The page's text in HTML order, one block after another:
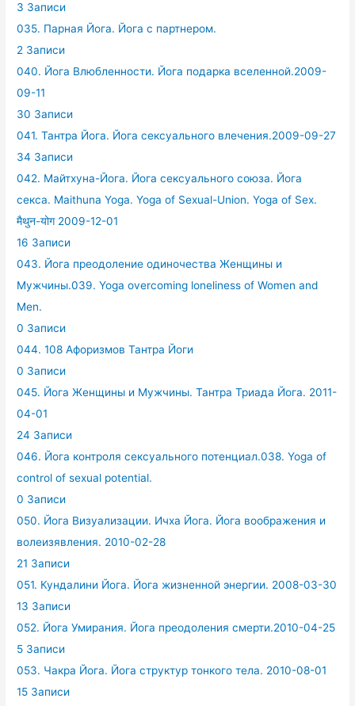
3 Записи
035. Парная Йога. Йога с партнером.
2 Записи
040. Йога Влюбленности. Йога подарка вселенной.2009-
09-11
30 Записи
041. Тантра Йога. Йога сексуального влечения.2009-09-27
34 Записи
042. Майтхуна-Йога. Йога сексуального союза. Йога
секса. Maithuna Yoga. Yoga of Sexual-Union. Yoga of Sex.
मैथुन-योग 2009-12-01
16 Записи
043. Йога преодоление одиночества Женщины и
Мужчины.039. Yoga overcoming loneliness of Women and
Men.
0 Записи
044. 108 Афоризмов Тантра Йоги
0 Записи
045. Йога Женщины и Мужчины. Тантра Триада Йога. 2011-
04-01
24 Записи
046. Йога контроля сексуального потенциал.038. Yoga of
control of sexual potential.
0 Записи
050. Йога Визуализации. Ичха Йога. Йога воображения и
волеизявления. 2010-02-28
21 Записи
051. Кундалини Йога. Йога жизненной энергии. 2008-03-30
13 Записи
052. Йога Умирания. Йога преодоления смерти.2010-04-25
5 Записи
053. Чакра Йога. Йога структур тонкого тела. 2010-08-01
15 Записи